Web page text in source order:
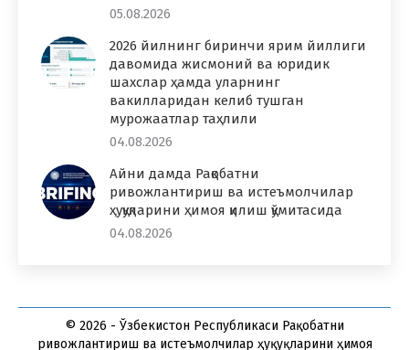
05.08.2026
2026 йилнинг биринчи ярим йиллиги
давомида жисмоний ва юридик
шахслар ҳамда уларнинг
вакилларидан келиб тушган
мурожаатлар таҳлили
04.08.2026
Айни дамда Рақобатни
ривожлантириш ва истеъмолчилар
ҳуқуқларини ҳимоя қилиш қўмитасида
04.08.2026
© 2026 - Ўзбекистон Республикаси Рақобатни
ривожлантириш ва истеъмолчилар ҳуқуқларини ҳимоя